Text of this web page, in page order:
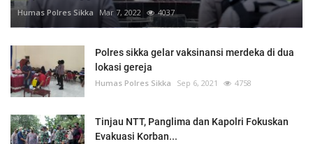
Humas Polres Sikka Mar 7, 2022 4037
Polres sikka gelar vaksinansi merdeka di dua
lokasi gereja
Humas Polres Sikka Sep 6, 2021 4758
Tinjau NTT, Panglima dan Kapolri Fokuskan
Evakuasi Korban...